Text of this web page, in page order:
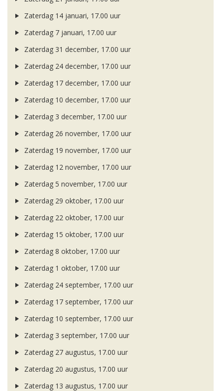
Zaterdag 14 januari, 17.00 uur
Zaterdag 7 januari, 17.00 uur
Zaterdag 31 december, 17.00 uur
Zaterdag 24 december, 17.00 uur
Zaterdag 17 december, 17.00 uur
Zaterdag 10 december, 17.00 uur
Zaterdag 3 december, 17.00 uur
Zaterdag 26 november, 17.00 uur
Zaterdag 19 november, 17.00 uur
Zaterdag 12 november, 17.00 uur
Zaterdag 5 november, 17.00 uur
Zaterdag 29 oktober, 17.00 uur
Zaterdag 22 oktober, 17.00 uur
Zaterdag 15 oktober, 17.00 uur
Zaterdag 8 oktober, 17.00 uur
Zaterdag 1 oktober, 17.00 uur
Zaterdag 24 september, 17.00 uur
Zaterdag 17 september, 17.00 uur
Zaterdag 10 september, 17.00 uur
Zaterdag 3 september, 17.00 uur
Zaterdag 27 augustus, 17.00 uur
Zaterdag 20 augustus, 17.00 uur
Zaterdag 13 augustus, 17.00 uur